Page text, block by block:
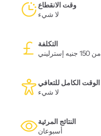
وقت الانقطاع
لا شيء
التكلفة
من 150 جنيه إسترليني
الوقت الكامل للتعافي
لا شيء
النتائج المرئية
أسبوعان